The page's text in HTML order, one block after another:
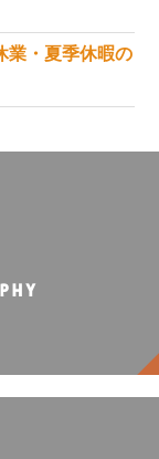
業・夏季休暇の